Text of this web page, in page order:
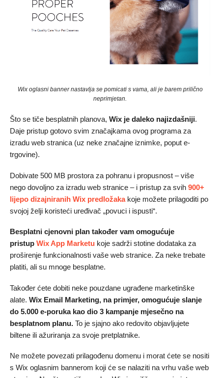
Wix oglasni banner nastavlja se pomicati s vama, ali je barem prilično
neprimjetan.
Što se tiče besplatnih planova, Wix je daleko najizdašniji.
Daje pristup gotovo svim značajkama ovog programa za
izradu web stranica (uz neke značajne iznimke, poput e-
trgovine).
Dobivate 500 MB prostora za pohranu i propusnost – više
nego dovoljno za izradu web stranice – i pristup za svih 900+
lijepo dizajniranih Wix predložakakoje možete prilagoditi po
svojoj želji koristeći uređivač „povuci i ispusti“.
Besplatni cjenovni plan također vam omogućuje
pristup Wix App Marketu koje sadrži stotine dodataka za
proširenje funkcionalnosti vaše web stranice. Za neke trebate
platiti, ali su mnoge besplatne.
Također ćete dobiti neke pouzdane ugrađene marketinške
alate. Wix Email Marketing, na primjer, omogućuje slanje
do 5.000 e-poruka kao dio 3 kampanje mjesečno na
besplatnom planu. To je sjajno ako redovito objavljujete
biltene ili ažuriranja za svoje pretplatnike.
Ne možete povezati prilagođenu domenu i morat ćete se nositi
s Wix oglasnim bannerom koji će se nalaziti na vrhu vaše web